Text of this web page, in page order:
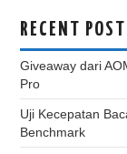
RECENT
Giveaway dari
Pro
Uji Kecepatan
Benchmark